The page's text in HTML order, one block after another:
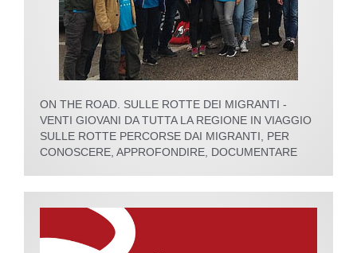
ON THE ROAD. SULLE ROTTE DEI MIGRANTI -
VENTI GIOVANI DA TUTTA LA REGIONE IN VIAGGIO
SULLE ROTTE PERCORSE DAI MIGRANTI, PER
CONOSCERE, APPROFONDIRE, DOCUMENTARE